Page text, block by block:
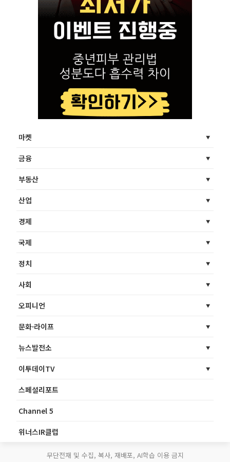
마켓
금융
부동산
산업
경제
국제
정치
사회
오피니언
문화·라이프
뉴스발전소
이투데이TV
스페셜리포트
Channel 5
위너스IR클럽
무단전재 및 수집, 복사, 재배포, AI학습 이용 금지